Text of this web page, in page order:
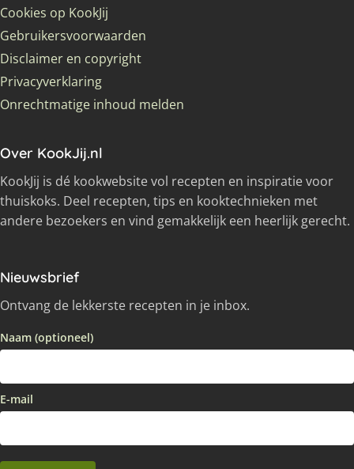
Cookies op KookJij
Gebruikersvoorwaarden
Disclaimer en copyright
Privacyverklaring
Onrechtmatige inhoud melden
Over KookJij.nl
KookJij is dé kookwebsite vol recepten en inspiratie voor
thuiskoks. Deel recepten, tips en kooktechnieken met
andere bezoekers en vind gemakkelijk een heerlijk gerecht.
Nieuwsbrief
Ontvang de lekkerste recepten in je inbox.
Naam (optioneel)
E-mail